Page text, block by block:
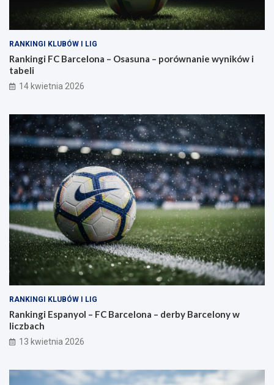
RANKINGI KLUBÓW I LIG
Rankingi FC Barcelona – Osasuna – porównanie wyników i
tabeli
14 kwietnia 2026
RANKINGI KLUBÓW I LIG
Rankingi Espanyol – FC Barcelona – derby Barcelony w
liczbach
13 kwietnia 2026